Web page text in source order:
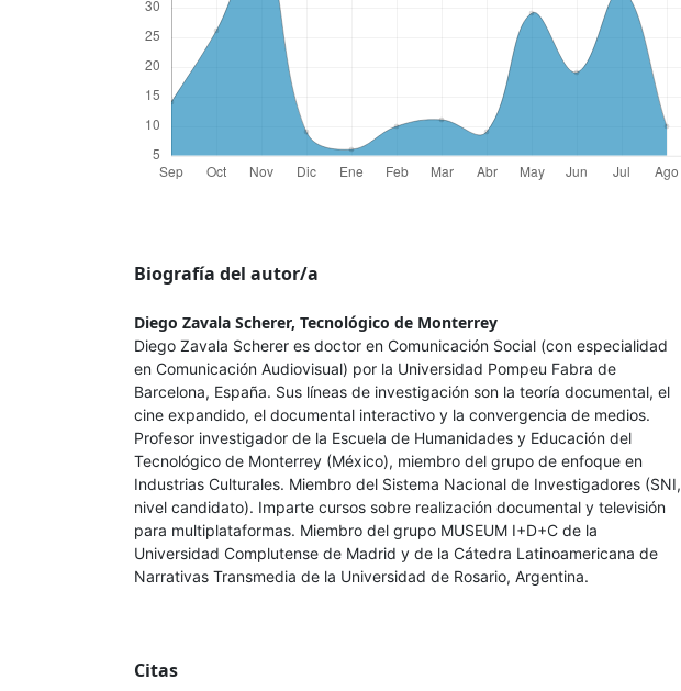
Biografía del autor/a
Diego Zavala Scherer, Tecnológico de Monterrey
Diego Zavala Scherer es doctor en Comunicación Social (con especialidad
en Comunicación Audiovisual) por la Universidad Pompeu Fabra de
Barcelona, España. Sus líneas de investigación son la teoría documental, el
cine expandido, el documental interactivo y la convergencia de medios.
Profesor investigador de la Escuela de Humanidades y Educación del
Tecnológico de Monterrey (México), miembro del grupo de enfoque en
Industrias Culturales. Miembro del Sistema Nacional de Investigadores (SNI,
nivel candidato). Imparte cursos sobre realización documental y televisión
para multiplataformas. Miembro del grupo MUSEUM I+D+C de la
Universidad Complutense de Madrid y de la Cátedra Latinoamericana de
Narrativas Transmedia de la Universidad de Rosario, Argentina.
Citas